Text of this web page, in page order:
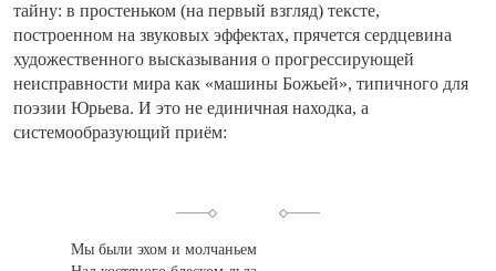
тайну: в простеньком (на первый взгляд) тексте,
построенном на звуковых эффектах, прячется сердцевина
художественного высказывания о прогрессирующей
неисправности мира как «машины Божьей», типичного для
поэзии Юрьева. И это не единичная находка, а
системообразующий приём:
Мы были эхом и молчаньем